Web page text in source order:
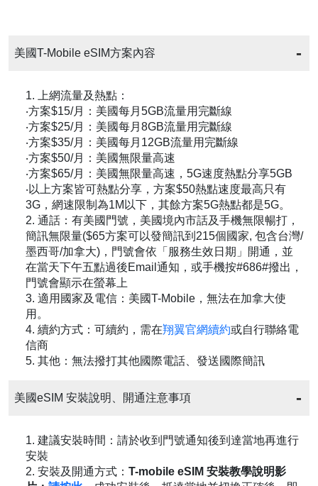
美國T-Mobile eSIM方案內容
1. 上網流量及熱點：
‧方案$15/月：美國每月5GB流量用完斷線
‧方案$25/月：美國每月8GB流量用完斷線
‧方案$35/月：美國每月12GB流量用完斷線
‧方案$50/月：美國無限量高速
‧方案$65/月：美國無限量高速，5G速度熱點分享5GB
‧以上方案皆可熱點分享，方案$50熱點速度最高只有
3G，網速限制為1M以下，其餘方案5G熱點都是5G。
2. 通話：有美國門號，美國境內市話及手機無限暢打，
簡訊無限量($65方案可以發簡訊到215個國家, 包含台灣/
墨西哥/加拿大)，門號會依「服務生效日期」開通，並
在當天下午五點過後Email通知，或手機按#686#撥出，
門號會顯示在螢幕上
3. 適用國家及電信：美國T-Mobile，無法在加拿大使
用。
4. 續約方式：可續約，需在翔翼官網續約或自行聯絡電
信商
5. 其他：無法撥打其他國際電話、發送國際簡訊
美國eSIM 安裝說明、開通注意事項
1. 建議安裝時間：請於收到門號通知後到達當地再進行
安裝
2. 安裝及開通方式： T-mobile eSIM 安裝教學說明影